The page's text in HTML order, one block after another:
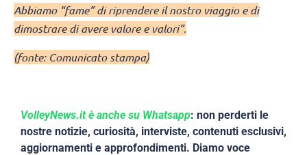
Abbiamo “fame” di riprendere il nostro viaggio e di
dimostrare di avere valore e valori”.
(fonte: Comunicato stampa)
VolleyNews.it è anche su Whatsapp: non perderti le
nostre notizie, curiosità, interviste, contenuti esclusivi,
aggiornamenti e approfondimenti. Diamo voce